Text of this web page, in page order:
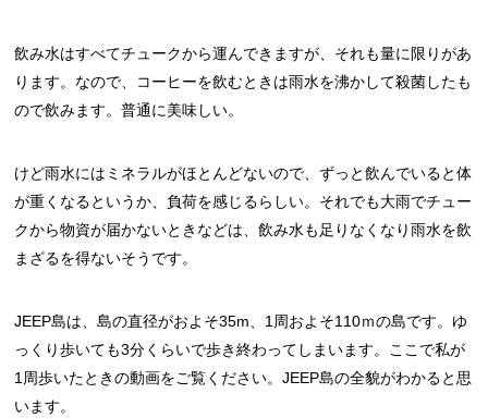
飲み水はすべてチュークから運んできますが、それも量に限りがあ
ります。なので、コーヒーを飲むときは雨水を沸かして殺菌したも
ので飲みます。普通に美味しい。
けど雨水にはミネラルがほとんどないので、ずっと飲んでいると体
が重くなるというか、負荷を感じるらしい。それでも大雨でチュー
クから物資が届かないときなどは、飲み水も足りなくなり雨水を飲
まざるを得ないそうです。
JEEP島は、島の直径がおよそ35m、1周およそ110ｍの島です。ゆ
っくり歩いても3分くらいで歩き終わってしまいます。ここで私が
1周歩いたときの動画をご覧ください。JEEP島の全貌がわかると思
います。